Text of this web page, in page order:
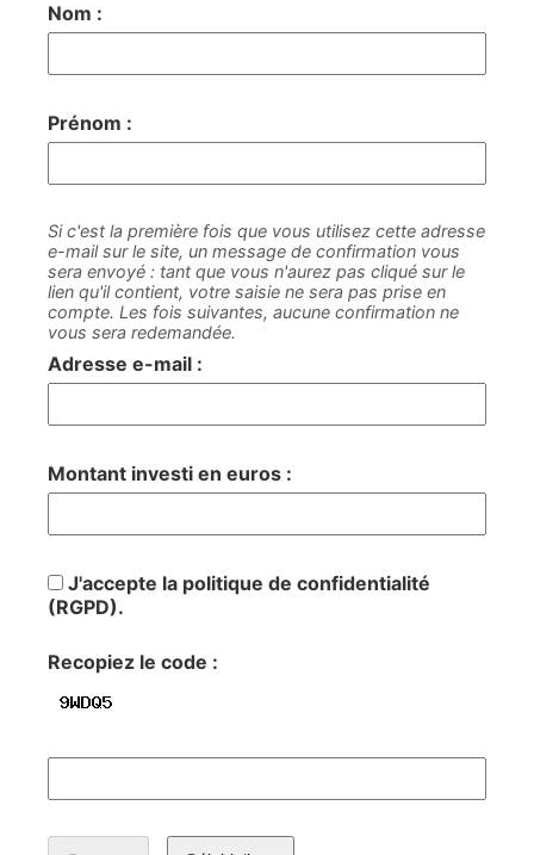
Nom :
Prénom :
Si c'est la première fois que vous utilisez cette adresse
e-mail sur le site, un message de confirmation vous
sera envoyé : tant que vous n'aurez pas cliqué sur le
lien qu'il contient, votre saisie ne sera pas prise en
compte. Les fois suivantes, aucune confirmation ne
vous sera redemandée.
Adresse e-mail :
Montant investi en euros :
J'accepte la politique de confidentialité
(RGPD).
Recopiez le code :